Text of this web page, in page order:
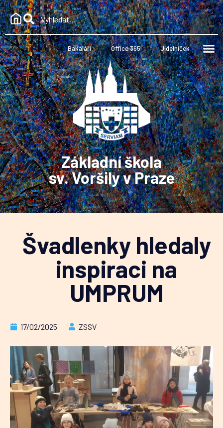
Bakaláři Office 365 Jídelníček
Základní škola
sv. Voršily v Praze
Švadlenky hledaly
inspiraci na
UMPRUM
17/02/2025 ZSSV